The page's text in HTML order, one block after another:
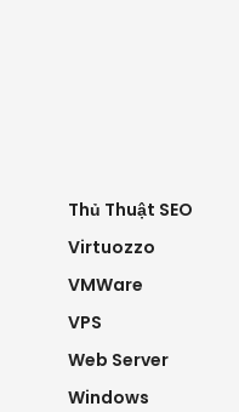
Thủ Thuật SEO
Virtuozzo
VMWare
VPS
Web Server
Windows